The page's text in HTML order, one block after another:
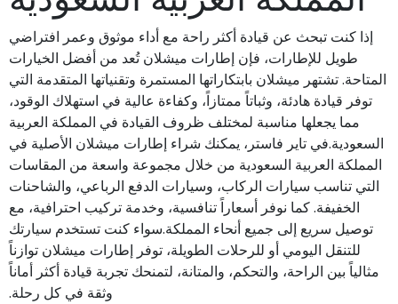
إذا كنت تبحث عن قيادة أكثر راحة مع أداء موثوق وعمر افتراضي
طويل للإطارات، فإن إطارات ميشلان تُعد من أفضل الخيارات
المتاحة. تشتهر ميشلان بابتكاراتها المستمرة وتقنياتها المتقدمة التي
توفر قيادة هادئة، وثباتاً ممتازاً، وكفاءة عالية في استهلاك الوقود،
مما يجعلها مناسبة لمختلف ظروف القيادة في المملكة العربية
السعودية.في تاير فاستر، يمكنك شراء إطارات ميشلان الأصلية في
المملكة العربية السعودية من خلال مجموعة واسعة من المقاسات
التي تناسب سيارات الركاب، وسيارات الدفع الرباعي، والشاحنات
الخفيفة. كما نوفر أسعاراً تنافسية، وخدمة تركيب احترافية، مع
توصيل سريع إلى جميع أنحاء المملكة.سواء كنت تستخدم سيارتك
للتنقل اليومي أو للرحلات الطويلة، توفر إطارات ميشلان توازناً
مثالياً بين الراحة، والتحكم، والمتانة، لتمنحك تجربة قيادة أكثر أماناً
وثقة في كل رحلة.